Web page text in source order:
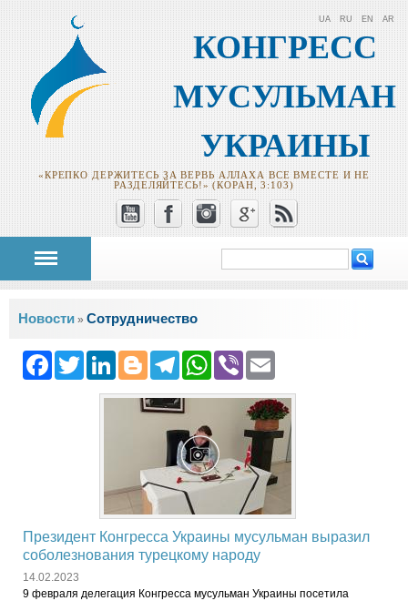
КОНГРЕСС
МУСУЛЬМАН
УКРАИНЫ
«КРЕПКО ДЕРЖИТЕСЬ ЗА ВЕРВЬ АЛЛАХА ВСЕ ВМЕСТЕ И НЕ
РАЗДЕЛЯЙТЕСЬ!» (КОРАН, 3:103)
UA RU EN AR
Форма поиска
Вы здесь
Новости » Сотрудничество
Facebook
Twitter
LinkedIn
Blogger
Telegram
WhatsApp
Viber
Президент Конгресса Украины мусульман выразил
соболезнования турецкому народу
14.02.2023
9 февраля делегация Конгресса мусульман Украины посетила